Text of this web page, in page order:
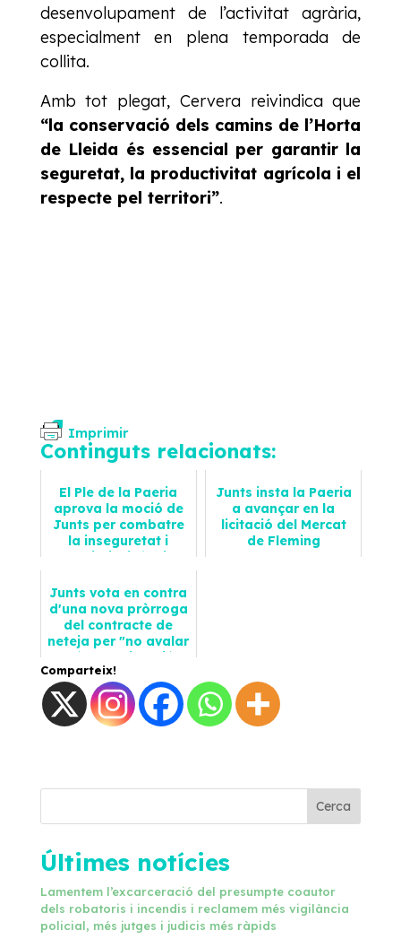
desenvolupament de l’activitat agrària,
especialment en plena temporada de
collita.
Amb tot plegat, Cervera reivindica que
“la conservació dels camins de l’Horta
de Lleida és essencial per garantir la
seguretat, la productivitat agrícola i el
respecte pel territori”.
Imprimir
Continguts relacionats:
El Ple de la Paeria
aprova la moció de
Junts per combatre
la inseguretat i
multireincidència
2024-05-31
Notícies
Junts insta la Paeria
a avançar en la
licitació del Mercat
de Fleming
Junts vota en contra
d'una nova pròrroga
del contracte de
neteja per "no avalar
més una situació
ins...
2025-11-19
Notícies
Comparteix!
Cerca
Últimes notícies
Lamentem l’excarceració del presumpte coautor
dels robatoris i incendis i reclamem més vigilància
policial, més jutges i judicis més ràpids